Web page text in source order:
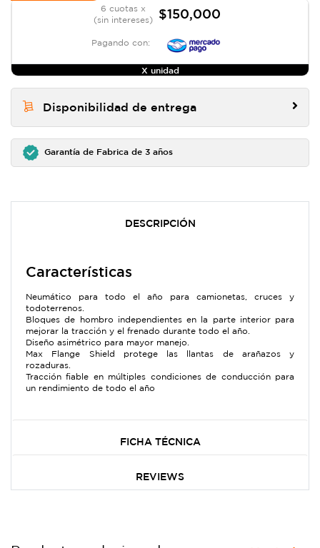
6 cuotas x
(sin intereses)
$150,000
Pagando con:
X unidad
Disponibilidad de entrega
Garantía de Fabrica de 3 años
DESCRIPCIÓN
Características
Neumático para todo el año para camionetas, cruces y
todoterrenos.
Bloques de hombro independientes en la parte interior para
mejorar la tracción y el frenado durante todo el año.
Diseño asimétrico para mayor manejo.
Max Flange Shield protege las llantas de arañazos y
rozaduras.
Tracción fiable en múltiples condiciones de conducción para
un rendimiento de todo el año
FICHA TÉCNICA
REVIEWS